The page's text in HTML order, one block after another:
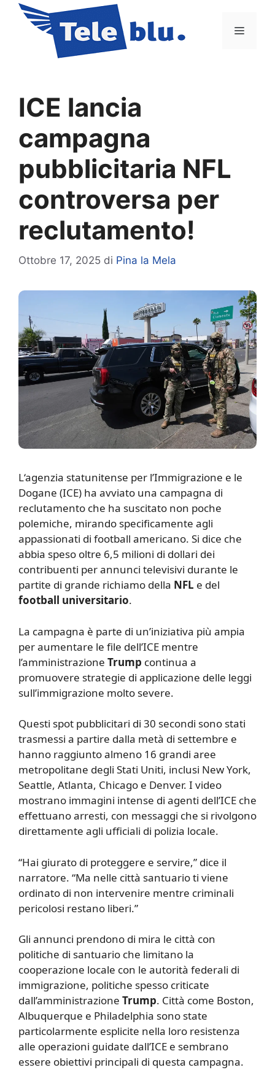
contenuto
Menu
ICE lancia
campagna
pubblicitaria NFL
controversa per
reclutamento!
Ottobre 17, 2025 di Pina la Mela
L‘agenzia statunitense per l’Immigrazione e le
Dogane (ICE) ha avviato una campagna di
reclutamento che ha suscitato non poche
polemiche, mirando specificamente agli
appassionati di football americano. Si dice che
abbia speso oltre 6,5 milioni di dollari dei
contribuenti per annunci televisivi durante le
partite di grande richiamo della NFL e del
football universitario.
La campagna è parte di un’iniziativa più ampia
per aumentare le file dell’ICE mentre
l’amministrazione Trump continua a
promuovere strategie di applicazione delle leggi
sull’immigrazione molto severe.
Questi spot pubblicitari di 30 secondi sono stati
trasmessi a partire dalla metà di settembre e
hanno raggiunto almeno 16 grandi aree
metropolitane degli Stati Uniti, inclusi New York,
Seattle, Atlanta, Chicago e Denver. I video
mostrano immagini intense di agenti dell’ICE che
effettuano arresti, con messaggi che si rivolgono
direttamente agli ufficiali di polizia locale.
“Hai giurato di proteggere e servire,” dice il
narratore. “Ma nelle città santuario ti viene
ordinato di non intervenire mentre criminali
pericolosi restano liberi.”
Gli annunci prendono di mira le città con
politiche di santuario che limitano la
cooperazione locale con le autorità federali di
immigrazione, politiche spesso criticate
dall’amministrazione Trump. Città come Boston,
Albuquerque e Philadelphia sono state
particolarmente esplicite nella loro resistenza
alle operazioni guidate dall’ICE e sembrano
essere obiettivi principali di questa campagna.